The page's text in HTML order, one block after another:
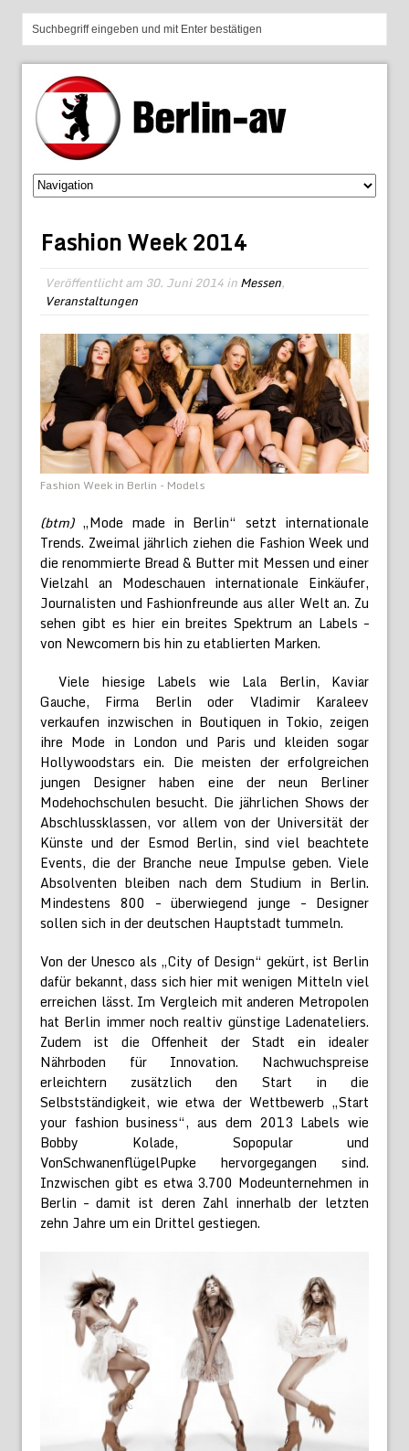
Fashion Week 2014
Veröffentlicht am 30. Juni 2014inMessen,
Veranstaltungen
Fashion Week in Berlin - Models
(btm)„Mode made in Berlin“ setzt internationale
Trends. Zweimal jährlich ziehen die Fashion Week und
die renommierte Bread & Butter mit Messen und einer
Vielzahl an Modeschauen internationale Einkäufer,
Journalisten und Fashionfreunde aus aller Welt an. Zu
sehen gibt es hier ein breites Spektrum an Labels –
von Newcomern bis hin zu etablierten Marken.
Viele hiesige Labels wie Lala Berlin, Kaviar
Gauche, Firma Berlin oder Vladimir Karaleev
verkaufen inzwischen in Boutiquen in Tokio, zeigen
ihre Mode in London und Paris und kleiden sogar
Hollywoodstars ein. Die meisten der erfolgreichen
jungen Designer haben eine der neun Berliner
Modehochschulen besucht. Die jährlichen Shows der
Abschlussklassen, vor allem von der Universität der
Künste und der Esmod Berlin, sind viel beachtete
Events, die der Branche neue Impulse geben. Viele
Absolventen bleiben nach dem Studium in Berlin.
Mindestens 800 – überwiegend junge – Designer
sollen sich in der deutschen Hauptstadt tummeln.
Von der Unesco als „City of Design“ gekürt, ist Berlin
dafür bekannt, dass sich hier mit wenigen Mitteln viel
erreichen lässt. Im Vergleich mit anderen Metropolen
hat Berlin immer noch realtiv günstige Ladenateliers.
Zudem ist die Offenheit der Stadt ein idealer
Nährboden für Innovation. Nachwuchspreise
erleichtern zusätzlich den Start in die
Selbstständigkeit, wie etwa der Wettbewerb „Start
your fashion business“, aus dem 2013 Labels wie
Bobby Kolade, Sopopular und
VonSchwanenflügelPupke hervorgegangen sind.
Inzwischen gibt es etwa 3.700 Modeunternehmen in
Berlin – damit ist deren Zahl innerhalb der letzten
zehn Jahre um ein Drittel gestiegen.